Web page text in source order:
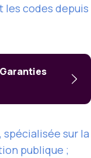
codes depuis
, spécialisée sur la
publique ;